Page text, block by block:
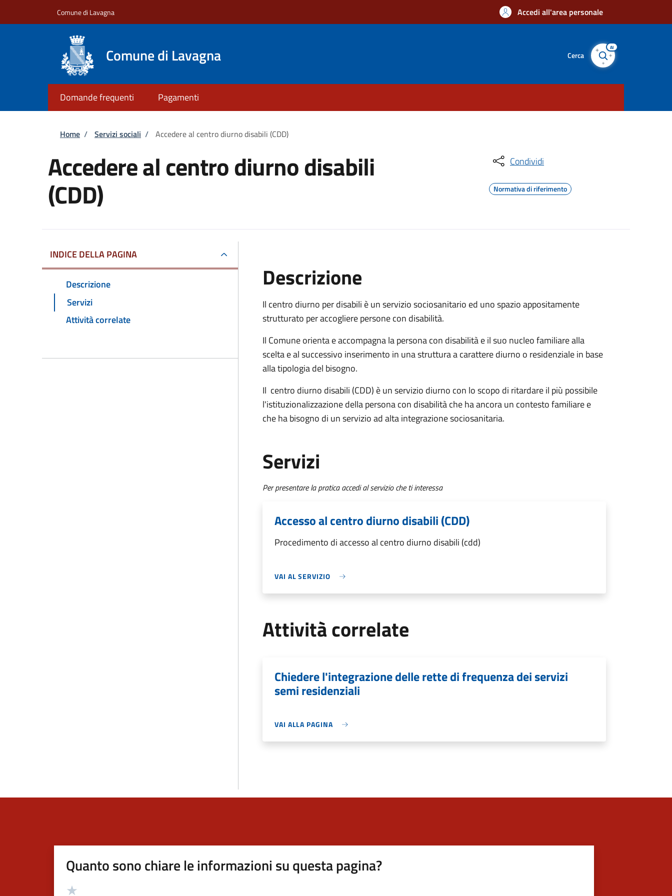
Comune di Lavagna Accedi all'area personale
Comune di Lavagna Cerca
AI
Domande frequenti Pagamenti
Briciole di pane
Home / Servizi sociali / Accedere al centro diurno disabili (CDD)
Accedere al centro diurno disabili
(CDD)
Condividi
Normativa di riferimento
INDICE DELLA PAGINA
Descrizione
Servizi
Attività correlate
Descrizione
Il centro diurno per disabili è un servizio sociosanitario ed uno spazio appositamente
strutturato per accogliere persone con disabilità.
Il Comune orienta e accompagna la persona con disabilità e il suo nucleo familiare alla
scelta e al successivo inserimento in una struttura a carattere diurno o residenziale in base
alla tipologia del bisogno.
Il centro diurno disabili (CDD) è un servizio diurno con lo scopo di ritardare il più possibile
l'istituzionalizzazione della persona con disabilità che ha ancora un contesto familiare e
che ha bisogno di un servizio ad alta integrazione sociosanitaria.
Servizi
Per presentare la pratica accedi al servizio che ti interessa
Accesso al centro diurno disabili (CDD)
Procedimento di accesso al centro diurno disabili (cdd)
VAI AL SERVIZIO
Attività correlate
Chiedere l'integrazione delle rette di frequenza dei servizi
semi residenziali
VAI ALLA PAGINA
Quanto sono chiare le informazioni su questa pagina?
Valutazione